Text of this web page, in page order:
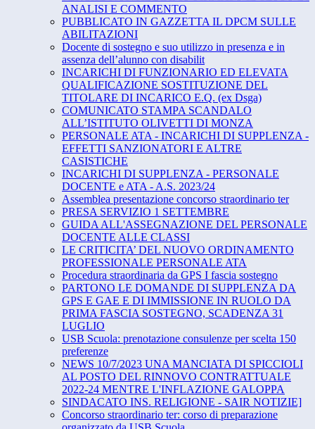
ANALISI E COMMENTO
PUBBLICATO IN GAZZETTA IL DPCM SULLE
ABILITAZIONI
Docente di sostegno e suo utilizzo in presenza e in
assenza dell’alunno con disabilit
INCARICHI DI FUNZIONARIO ED ELEVATA
QUALIFICAZIONE SOSTITUZIONE DEL
TITOLARE DI INCARICO E.Q. (ex Dsga)
COMUNICATO STAMPA SCANDALO
ALL’ISTITUTO OLIVETTI DI MONZA
PERSONALE ATA - INCARICHI DI SUPPLENZA -
EFFETTI SANZIONATORI E ALTRE
CASISTICHE
INCARICHI DI SUPPLENZA - PERSONALE
DOCENTE e ATA - A.S. 2023/24
Assemblea presentazione concorso straordinario ter
PRESA SERVIZIO 1 SETTEMBRE
GUIDA ALL'ASSEGNAZIONE DEL PERSONALE
DOCENTE ALLE CLASSI
LE CRITICITA’ DEL NUOVO ORDINAMENTO
PROFESSIONALE PERSONALE ATA
Procedura straordinaria da GPS I fascia sostegno
PARTONO LE DOMANDE DI SUPPLENZA DA
GPS E GAE E DI IMMISSIONE IN RUOLO DA
PRIMA FASCIA SOSTEGNO, SCADENZA 31
LUGLIO
USB Scuola: prenotazione consulenze per scelta 150
preferenze
NEWS 10/7/2023 UNA MANCIATA DI SPICCIOLI
AL POSTO DEL RINNOVO CONTRATTUALE
2022-24 MENTRE L'INFLAZIONE GALOPPA
SINDACATO INS. RELIGIONE - SAIR NOTIZIE]
Concorso straordinario ter: corso di preparazione